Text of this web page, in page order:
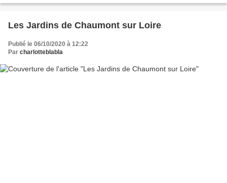
Les Jardins de Chaumont sur Loire
Publié le 06/10/2020 à 12:22
Par charlotteblabla